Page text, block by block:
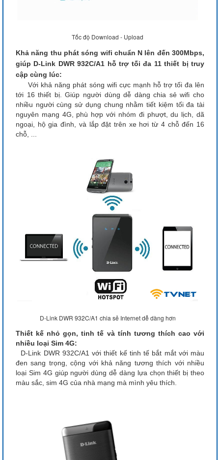
Tốc độ Download - Upload
Khả năng thu phát sóng wifi chuẩn N lên đến 300Mbps,
giúp D-Link DWR 932C/A1 hỗ trợ tối đa 11 thiết bị truy
cập cùng lúc:
Với khả năng phát sóng wifi cực mạnh hỗ trợ tối đa lên
tới 16 thiết bị. Giúp người dùng dễ dàng chia sẻ wifi cho
nhiều người cùng sử dụng chung nhằm tiết kiệm tối đa tài
nguyên mạng 4G, phù hợp với nhóm đi phượt, du lịch, dã
ngoại, hộ gia đình, và lắp đặt trên xe hơi từ 4 chỗ đến 16
chỗ, ...
D-Link DWR 932C/A1 chia sẻ Internet dễ dàng hơn
Thiết kế nhỏ gọn, tinh tế và tính tương thích cao với
nhiều loại Sim 4G:
D-Link DWR 932C/A1 với thiết kế tinh tế bắt mắt với màu
đen sang trọng, cộng với khả năng tương thích với nhiều
loại Sim 4G giúp người dùng dễ dàng lựa chọn thiết bị theo
màu sắc, sim 4G của nhà mạng mà mình yêu thích.